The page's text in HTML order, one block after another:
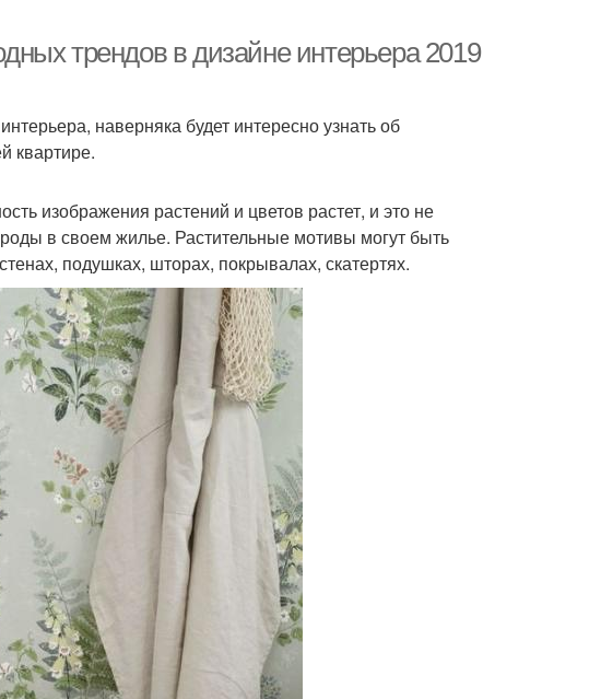
трендов в дизайне интерьера 2019
наверняка будет интересно узнать об
квартире.
изображения растений и цветов растет, и это не
в своем жилье. Растительные мотивы могут быть
подушках, шторах, покрывалах, скатертях.